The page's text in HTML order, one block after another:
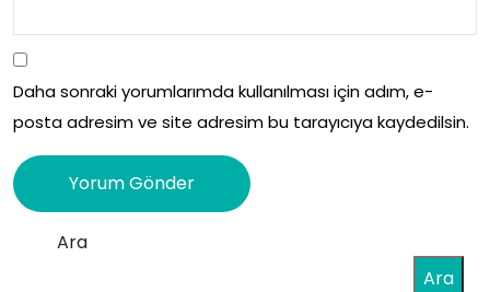
Daha sonraki yorumlarımda kullanılması için adım, e-
posta adresim ve site adresim bu tarayıcıya kaydedilsin.
Ara
Ara